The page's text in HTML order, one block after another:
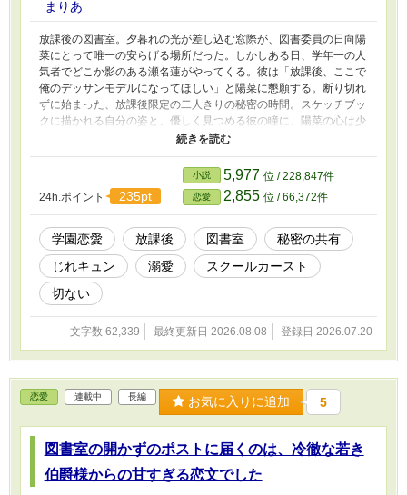
まりあ
放課後の図書室。夕暮れの光が差し込む窓際が、図書委員の日向陽
菜にとって唯一の安らげる場所だった。しかしある日、学年一の人
気者でどこか影のある瀬名蓮がやってくる。彼は「放課後、ここで
俺のデッサンモデルになってほしい」と陽菜に懇願する。断り切れ
ずに始まった、放課後限定の二人きりの秘密の時間。スケッチブッ
クに描かれる自分の姿と、優しく見つめる彼の瞳に、陽菜の心は少
しずつ揺れ動いていく。だが、蓮が放課後の図書室にこだわるのに
は、ある切ない理由があった。夕暮れに染まる二人の、瑞々しくも
少し切ない王道学園ラブストーリー。
24h.ポイント 235pt
小説 5,977 位 / 228,847件
恋愛 2,855 位 / 66,372件
学園恋愛 放課後 図書室
秘密の共有
じれキュン
溺愛
スクールカースト
切ない
文字数 62,339 最終更新日 2026.08.08 登録日 2026.07.20
恋愛 連載中 長編 お気に入りに追加 5
図書室の開かずのポストに届くのは、冷徹な若き
伯爵様からの甘すぎる恋文でした